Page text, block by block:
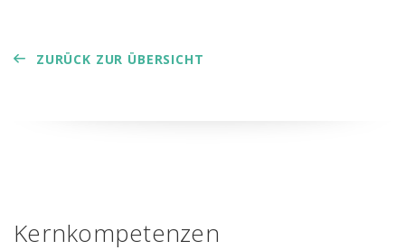
ZURÜCK ZUR ÜBERSICHT
Kernkompetenzen